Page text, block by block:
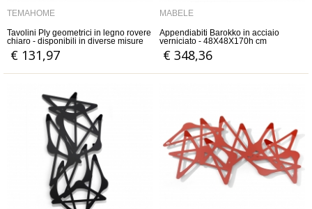
TEMAHOME
Tavolini Ply geometrici in legno rovere
chiaro - disponibili in diverse misure
€ 131,97
MABELE
Appendiabiti Barokko in acciaio
verniciato - 48X48X170h cm
€ 348,36